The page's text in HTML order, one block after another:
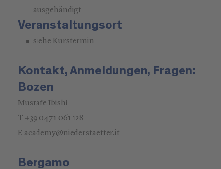
ausgehändigt
Veranstaltungsort
siehe Kurstermin
Kontakt, Anmeldungen, Fragen:
Bozen
Mustafe Ibishi
T +39 0471 061 128
E academy@niederstaetter.it
Bergamo